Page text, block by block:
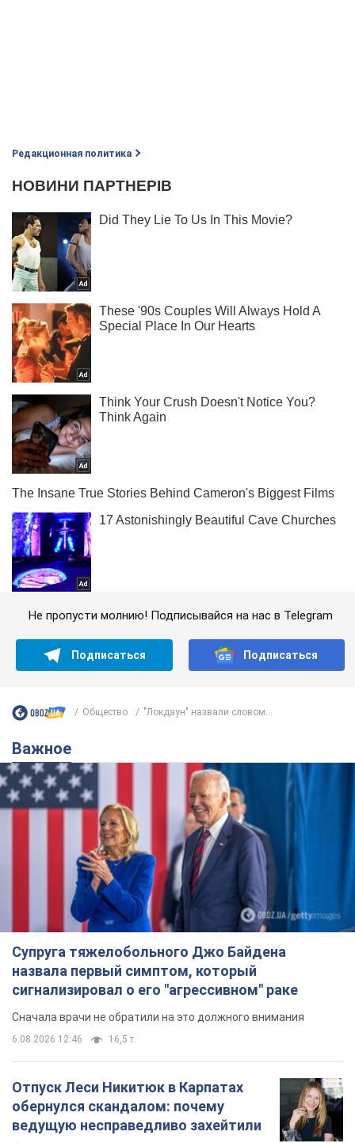
Редакционная политика
Не пропусти молнию! Подписывайся на нас в Telegram
Подписаться Подписаться
Общество "Локдаун" назвали словом...
Важное
Супруга тяжелобольного Джо Байдена
назвала первый симптом, который
сигнализировал о его "агрессивном" раке
Сначала врачи не обратили на это должного внимания
6.08.2026 12:46 16,5 т.
Отпуск Леси Никитюк в Карпатах
обернулся скандалом: почему
ведущую несправедливо захейтили